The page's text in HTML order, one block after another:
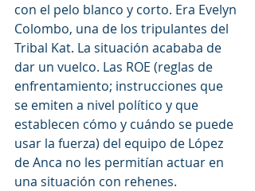
con el pelo blanco y corto. Era Evelyn
Colombo, una de los tripulantes del
Tribal Kat. La situación acababa de
dar un vuelco. Las ROE (reglas de
enfrentamiento; instrucciones que
se emiten a nivel político y que
establecen cómo y cuándo se puede
usar la fuerza) del equipo de López
de Anca no les permitían actuar en
una situación con rehenes.